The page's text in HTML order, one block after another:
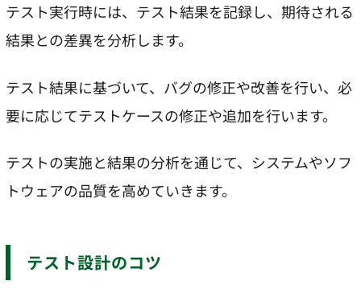
テスト実行時には、テスト結果を記録し、期待される
結果との差異を分析します。
テスト結果に基づいて、バグの修正や改善を行い、必
要に応じてテストケースの修正や追加を行います。
テストの実施と結果の分析を通じて、システムやソフ
トウェアの品質を高めていきます。
テスト設計のコツ